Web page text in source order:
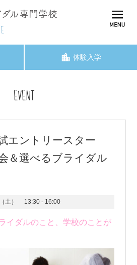
体験入学
EVENT
エントリースター
＆選べるブライダル
土） 13:30 - 16:00
イダルのこと、学校のことが